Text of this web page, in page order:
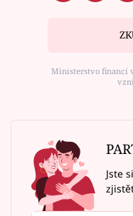
Ministerstvo financí
Jste